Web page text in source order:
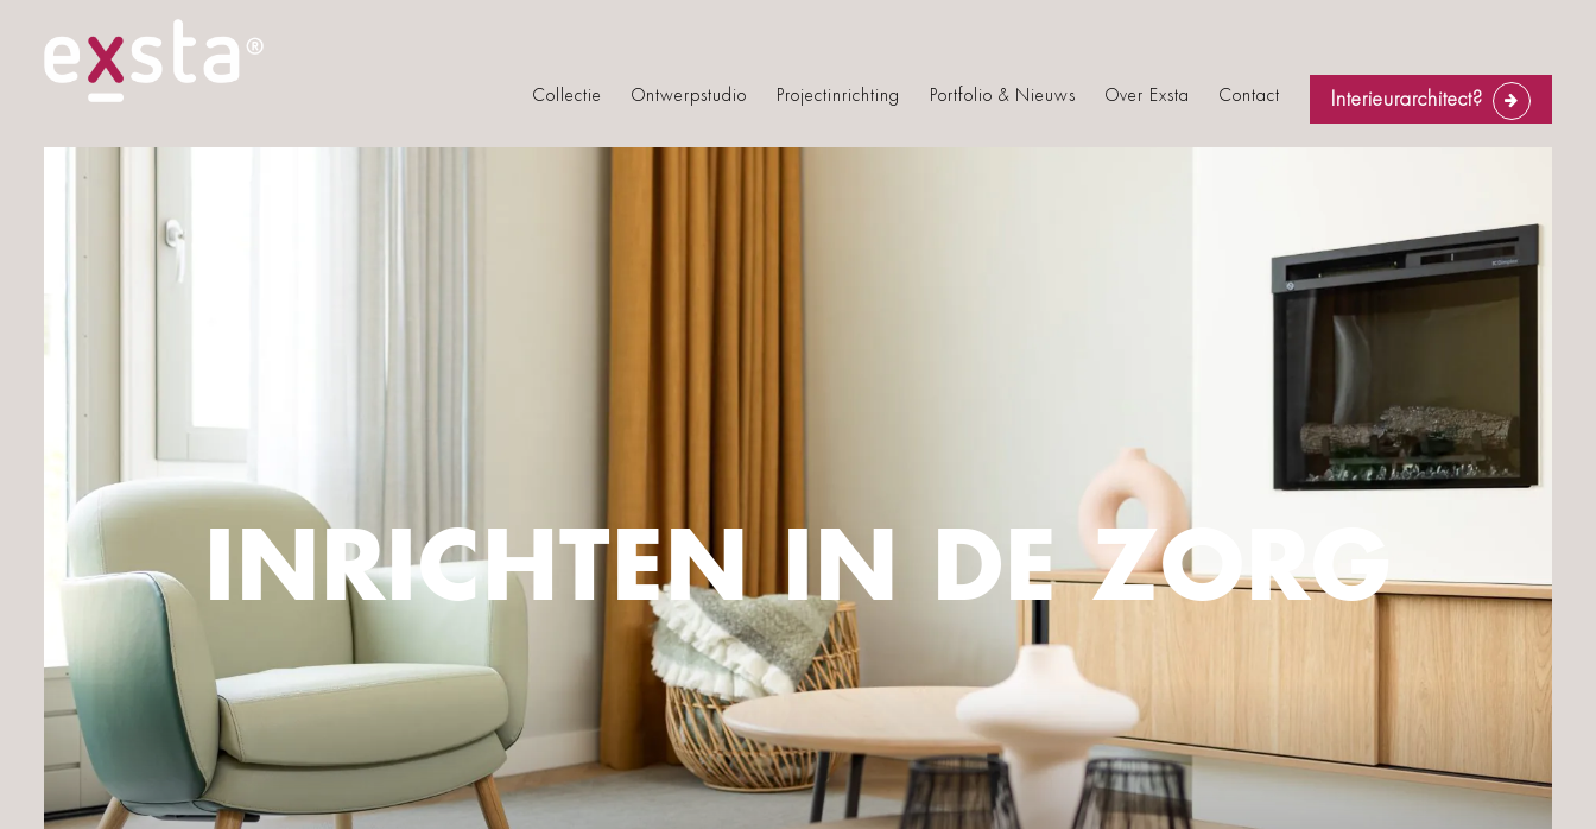
Collectie Ontwerpstudio Projectinrichting Portfolio & Nieuws Over Exsta Contact Interieurarchitect?
INRICHTEN IN DE ZORG